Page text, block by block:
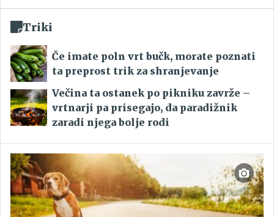
Triki
Če imate poln vrt bučk, morate poznati
ta preprost trik za shranjevanje
Večina ta ostanek po pikniku zavrže –
vrtnarji pa prisegajo, da paradižnik
zaradi njega bolje rodi